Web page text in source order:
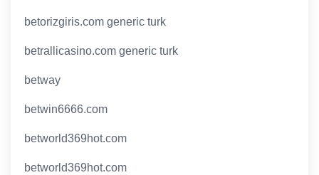
betorizgiris.com generic turk
betrallicasino.com generic turk
betway
betwin6666.com
betworld369hot.com
betworld369hot.com